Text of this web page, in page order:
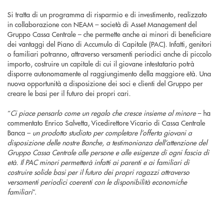
Si tratta di un programma di risparmio e di investimento, realizzato
in collaborazione con NEAM – società di Asset Management del
Gruppo Cassa Centrale – che permette anche ai minori di beneficiare
dei vantaggi del Piano di Accumulo di Capitale (PAC). Infatti, genitori
o familiari potranno, attraverso versamenti periodici anche di piccolo
importo, costruire un capitale di cui il giovane intestatario potrà
disporre autonomamente al raggiungimento della maggiore età. Una
nuova opportunità a disposizione dei soci e clienti del Gruppo per
creare le basi per il futuro dei propri cari.
“Ci piace pensarlo come un regalo che cresce insieme al minore– ha
commentato Enrico Salvetta, Vicedirettore Vicario di Cassa Centrale
Banca – un prodotto studiato per completare l’offerta giovani a
disposizione delle nostre Banche, a testimonianza dell’attenzione del
Gruppo Cassa Centrale alle persone e alle esigenze di ogni fascia di
età. Il PAC minori permetterà infatti ai parenti e ai familiari di
costruire solide basi per il futuro dei propri ragazzi attraverso
versamenti periodici coerenti con le disponibilità economiche
familiari”.